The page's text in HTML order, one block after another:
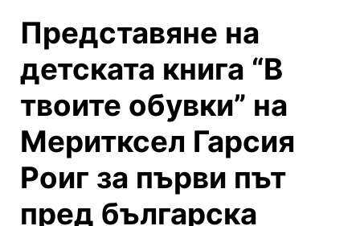
Представяне на
детската книга “В
твоите обувки” на
Меритксел Гарсия
Роиг за първи път
пред българска